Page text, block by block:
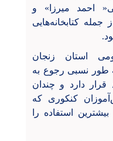
احمد میرزا» و
جمله کتابخانه‌هایی
استان زنجان
طور نسبی رجوع به
دارد و چندان
کنکوری که
استفاده را